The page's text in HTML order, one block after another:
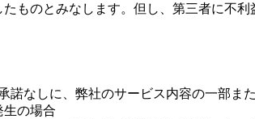
ものとみなします。但し、第三者に不
なしに、弊社のサービス内容の一部ま
生の場合